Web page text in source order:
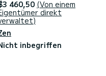
wenn Sie mehr wissen
460,50 (Von einem
direkt
inbegriffen